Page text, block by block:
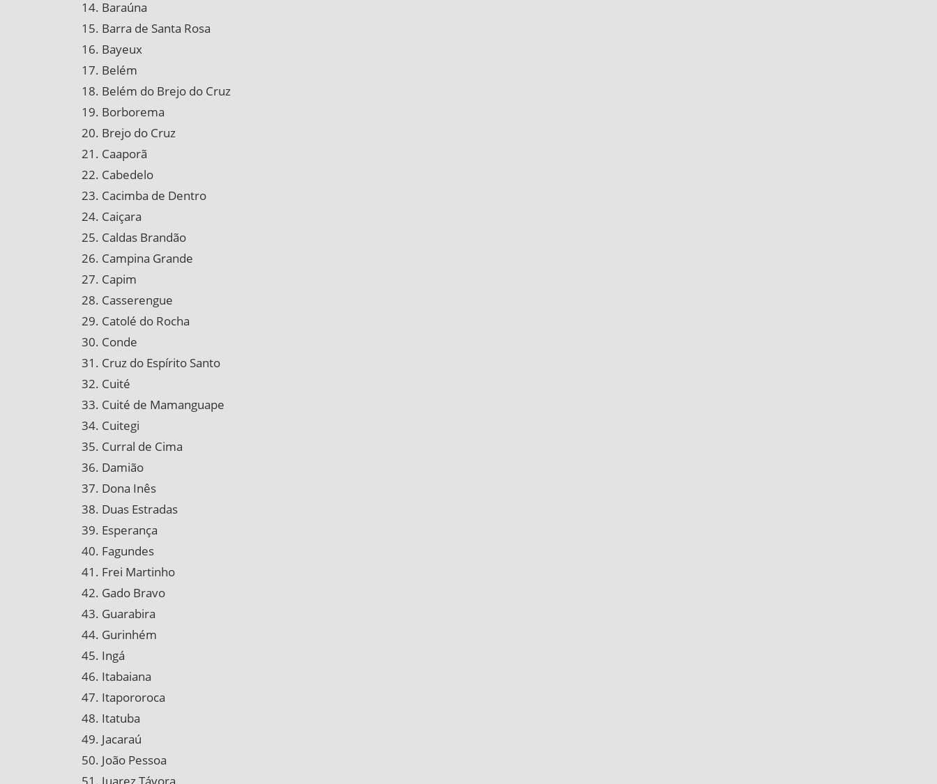
Baraúna
Barra de Santa Rosa
Bayeux
Belém
Belém do Brejo do Cruz
Borborema
Brejo do Cruz
Caaporã
Cabedelo
Cacimba de Dentro
Caiçara
Caldas Brandão
Campina Grande
Capim
Casserengue
Catolé do Rocha
Conde
Cruz do Espírito Santo
Cuité
Cuité de Mamanguape
Cuitegi
Curral de Cima
Damião
Dona Inês
Duas Estradas
Esperança
Fagundes
Frei Martinho
Gado Bravo
Guarabira
Gurinhém
Ingá
Itabaiana
Itapororoca
Itatuba
Jacaraú
João Pessoa